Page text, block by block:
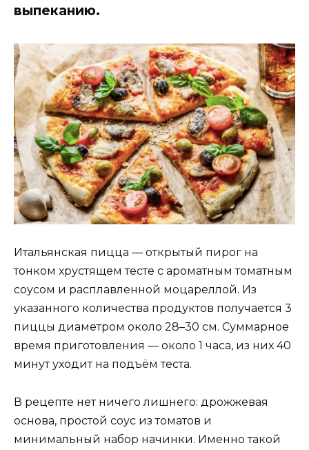
выпеканию.
Итальянская пицца — открытый пирог на
тонком хрустящем тесте с ароматным томатным
соусом и расплавленной моцареллой. Из
указанного количества продуктов получается 3
пиццы диаметром около 28–30 см. Суммарное
время приготовления — около 1 часа, из них 40
минут уходит на подъём теста.
В рецепте нет ничего лишнего: дрожжевая
основа, простой соус из томатов и
минимальный набор начинки. Именно такой